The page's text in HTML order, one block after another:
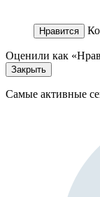
Нравится
Оценили как
Закрыть
Самые активные